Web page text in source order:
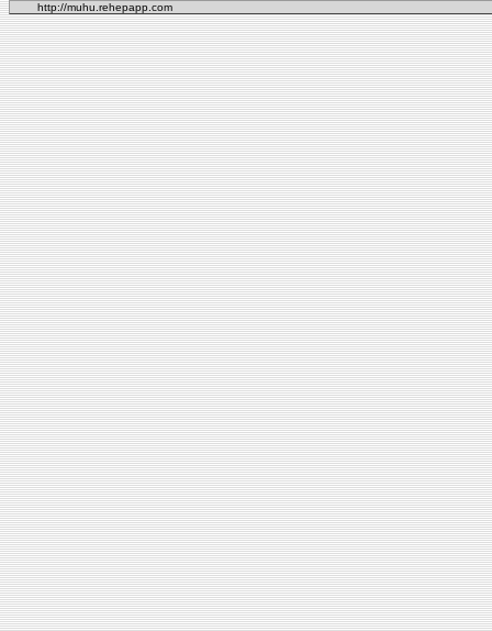
http://muhu.rehepapp.com